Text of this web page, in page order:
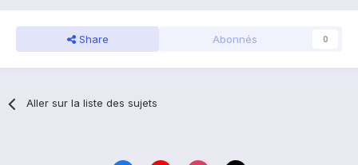
Share Abonnés 0
Aller sur la liste des sujets